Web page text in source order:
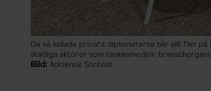
De så kallade privata diplomaterna blir allt fler
statliga aktörer som tankesmedjor,
Bild: Adrienne Sörbom